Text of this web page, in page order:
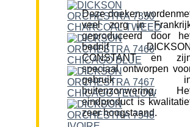
Deze doeken
veel zorg in
geproduceerd door
bedrijf DICKSON
CONSTANT en
speciaal ontworpen
gebruik
buitenzonwering.
eindproduct is
zeer hoogstaand.